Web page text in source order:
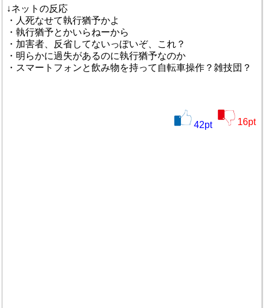
↓ネットの反応
・人死なせて執行猶予かよ
・執行猶予とかいらねーから
・加害者、反省してないっぽいぞ、これ？
・明らかに過失があるのに執行猶予なのか
・スマートフォンと飲み物を持って自転車操作？雑技団？
42pt 16pt